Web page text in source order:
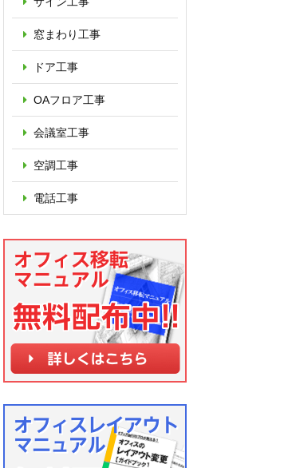
窓まわり工事
ドア工事
OAフロア工事
会議室工事
空調工事
電話工事